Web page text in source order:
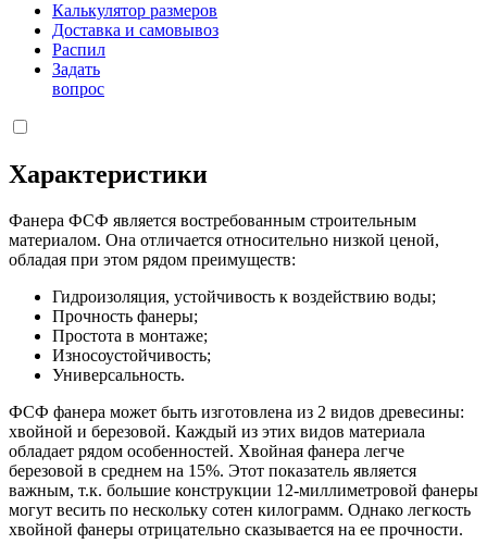
Калькулятор размеров
Доставка и самовывоз
Распил
Задать
вопрос
Характеристики
Фанера ФСФ является востребованным строительным
материалом. Она отличается относительно низкой ценой,
обладая при этом рядом преимуществ:
Гидроизоляция, устойчивость к воздействию воды;
Прочность фанеры;
Простота в монтаже;
Износоустойчивость;
Универсальность.
ФСФ фанера может быть изготовлена из 2 видов древесины:
хвойной и березовой. Каждый из этих видов материала
обладает рядом особенностей. Хвойная фанера легче
березовой в среднем на 15%. Этот показатель является
важным, т.к. большие конструкции 12-миллиметровой фанеры
могут весить по нескольку сотен килограмм. Однако легкость
хвойной фанеры отрицательно сказывается на ее прочности.